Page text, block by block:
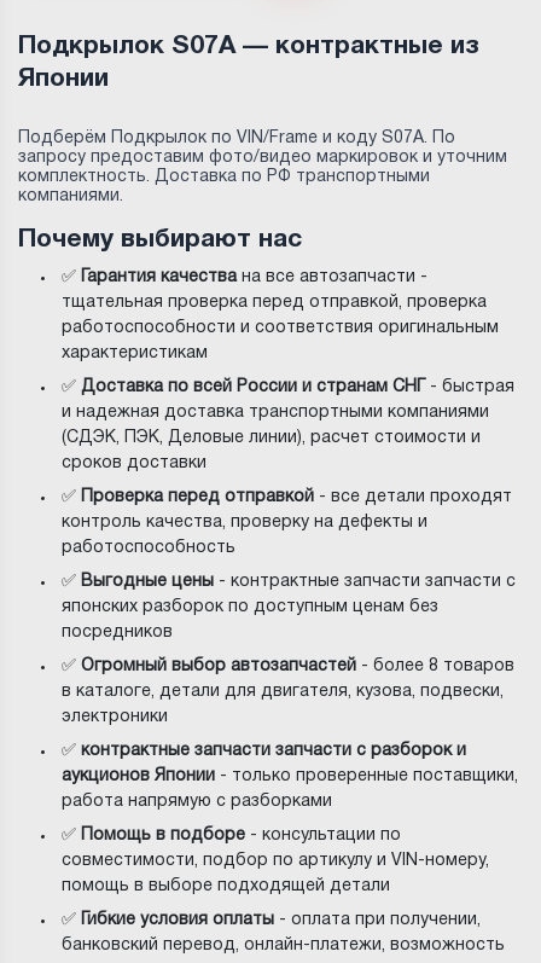
Подкрылок S07A — контрактные из
Японии
Подберём Подкрылок по VIN/Frame и коду S07A. По
запросу предоставим фото/видео маркировок и уточним
комплектность. Доставка по РФ транспортными
компаниями.
Почему выбирают нас
✅ Гарантия качествана все автозапчасти -
тщательная проверка перед отправкой, проверка
работоспособности и соответствия оригинальным
характеристикам
✅Доставка по всей России и странам СНГ
- быстрая
и надежная доставка транспортными компаниями
(СДЭК, ПЭК, Деловые линии), расчет стоимости и
сроков доставки
✅ Проверка перед отправкой - все детали проходят
контроль качества, проверку на дефекты и
работоспособность
✅ Выгодные цены - контрактные запчасти запчасти с
японских разборок по доступным ценам без
посредников
✅Огромный выбор автозапчастей - более 8 товаров
в каталоге, детали для двигателя, кузова, подвески,
электроники
✅ контрактные запчасти запчасти с разборок и
аукционов Японии - только проверенные поставщики,
работа напрямую с разборками
✅ Помощь в подборе - консультации по
совместимости, подбор по артикулу и VIN-номеру,
помощь в выборе подходящей детали
✅ Гибкие условия оплаты - оплата при получении,
банковский перевод, онлайн-платежи, возможность